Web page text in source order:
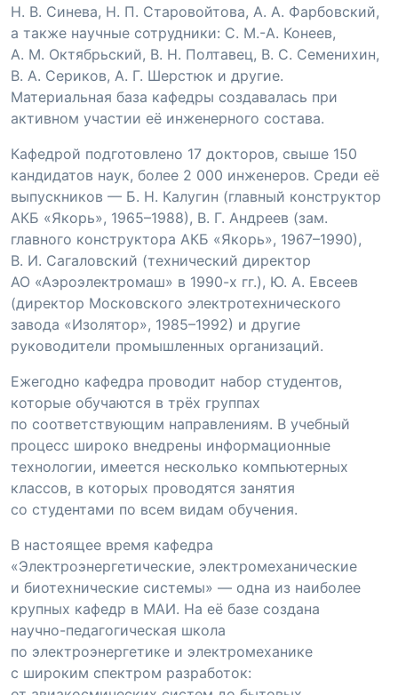
Н. В. Синева, Н. П. Старовойтова, А. А. Фарбовский,
а также научные сотрудники: С. М.-А. Конеев,
А. М. Октябрьский, В. Н. Полтавец, В. С. Семенихин,
В. А. Сериков, А. Г. Шерстюк и другие.
Материальная база кафедры создавалась при
активном участии её инженерного состава.
Кафедрой подготовлено 17 докторов, свыше 150
кандидатов наук, более 2 000 инженеров. Среди её
выпускников — Б. Н. Калугин (главный конструктор
АКБ «Якорь», 1965–1988), В. Г. Андреев (зам.
главного конструктора АКБ «Якорь», 1967–1990),
В. И. Сагаловский (технический директор
АО «Аэроэлектромаш» в 1990-х гг.), Ю. А. Евсеев
(директор Московского электротехнического
завода «Изолятор», 1985–1992) и другие
руководители промышленных организаций.
Ежегодно кафедра проводит набор студентов,
которые обучаются в трёх группах
по соответствующим направлениям. В учебный
процесс широко внедрены информационные
технологии, имеется несколько компьютерных
классов, в которых проводятся занятия
со студентами по всем видам обучения.
В настоящее время кафедра
«Электроэнергетические, электромеханические
и биотехнические системы» — одна из наиболее
крупных кафедр в МАИ. На её базе создана
научно-педагогическая школа
по электроэнергетике и электромеханике
с широким спектром разработок: